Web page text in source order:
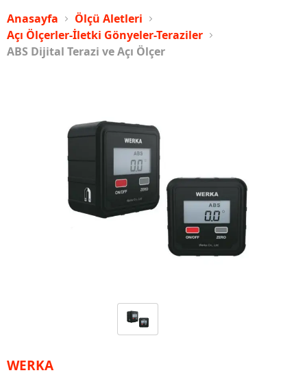
Anasayfa
Ölçü Aletleri
Açı Ölçerler-İletki Gönyeler-Teraziler
ABS Dijital Terazi ve Açı Ölçer
WERKA